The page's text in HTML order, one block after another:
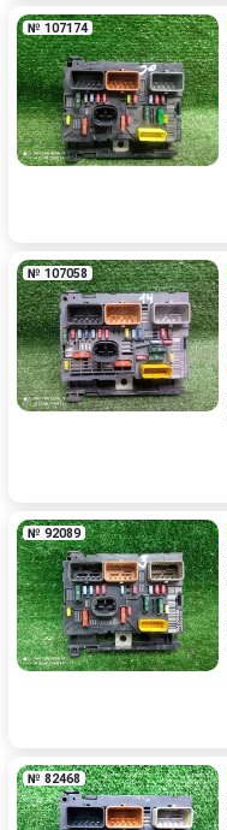
№ 107174
№ 107058
№ 92089
№ 82468